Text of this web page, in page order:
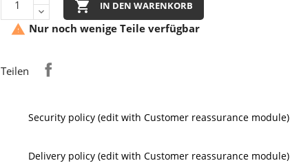
 IN DEN WARENKORB
 Nur noch wenige Teile verfügbar
Teilen
Security policy (edit with Customer reassurance module)
Delivery policy (edit with Customer reassurance module)